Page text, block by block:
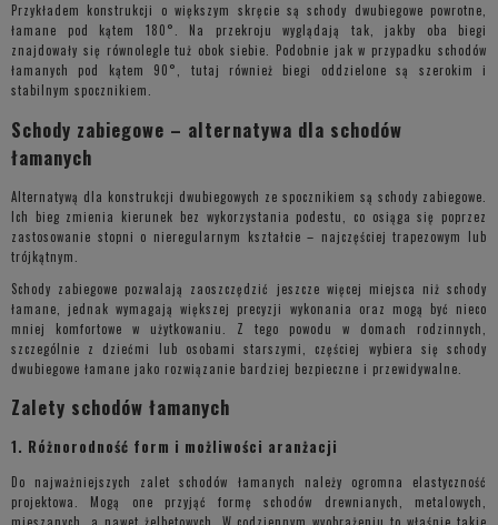
Przykładem konstrukcji o większym skręcie są schody dwubiegowe powrotne,
łamane pod kątem 180°. Na przekroju wyglądają tak, jakby oba biegi
znajdowały się równolegle tuż obok siebie. Podobnie jak w przypadku schodów
łamanych pod kątem 90°, tutaj również biegi oddzielone są szerokim i
stabilnym spocznikiem.
Schody zabiegowe – alternatywa dla schodów
łamanych
Alternatywą dla konstrukcji dwubiegowych ze spocznikiem są schody zabiegowe.
Ich bieg zmienia kierunek bez wykorzystania podestu, co osiąga się poprzez
zastosowanie stopni o nieregularnym kształcie – najczęściej trapezowym lub
trójkątnym.
Schody zabiegowe pozwalają zaoszczędzić jeszcze więcej miejsca niż schody
łamane, jednak wymagają większej precyzji wykonania oraz mogą być nieco
mniej komfortowe w użytkowaniu. Z tego powodu w domach rodzinnych,
szczególnie z dziećmi lub osobami starszymi, częściej wybiera się schody
dwubiegowe łamane jako rozwiązanie bardziej bezpieczne i przewidywalne.
Zalety schodów łamanych
1. Różnorodność form i możliwości aranżacji
Do najważniejszych zalet schodów łamanych należy ogromna elastyczność
projektowa. Mogą one przyjąć formę schodów drewnianych, metalowych,